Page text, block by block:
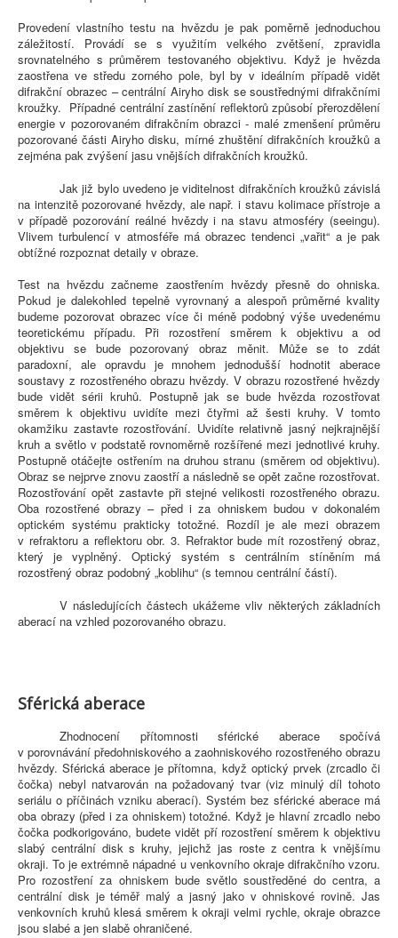
Provedení vlastního testu na hvězdu je pak poměrně jednoduchou
záležitostí. Provádí se s využitím velkého zvětšení, zpravidla
srovnatelného s průměrem testovaného objektivu. Když je hvězda
zaostřena ve středu zorného pole, byl by v ideálním případě vidět
difrakční obrazec – centrální Airyho disk se soustřednými difrakčními
kroužky. Případné centrální zastínění reflektorů způsobí přerozdělení
energie v pozorovaném difrakčním obrazci - malé zmenšení průměru
pozorované části Airyho disku, mírné zhuštění difrakčních kroužků a
zejména pak zvýšení jasu vnějších difrakčních kroužků.
Jak již bylo uvedeno je viditelnost difrakčních kroužků závislá
na intenzitě pozorované hvězdy, ale např. i stavu kolimace přístroje a
v případě pozorování reálné hvězdy i na stavu atmosféry (seeingu).
Vlivem turbulencí v atmosféře má obrazec tendenci „vařit“ a je pak
obtížné rozpoznat detaily v obraze.
Test na hvězdu začneme zaostřením hvězdy přesně do ohniska.
Pokud je dalekohled tepelně vyrovnaný a alespoň průměrné kvality
budeme pozorovat obrazec více či méně podobný výše uvedenému
teoretickému případu. Při rozostření směrem k objektivu a od
objektivu se bude pozorovaný obraz měnit. Může se to zdát
paradoxní, ale opravdu je mnohem jednodušší hodnotit aberace
soustavy z rozostřeného obrazu hvězdy. V obrazu rozostřené hvězdy
bude vidět sérii kruhů. Postupně jak se bude hvězda rozostřovat
směrem k objektivu uvidíte mezi čtyřmi až šesti kruhy. V tomto
okamžiku zastavte rozostřování. Uvidíte relativně jasný nejkrajnější
kruh a světlo v podstatě rovnoměrně rozšířené mezi jednotlivé kruhy.
Postupně otáčejte ostřením na druhou stranu (směrem od objektivu).
Obraz se nejprve znovu zaostří a následně se opět začne rozostřovat.
Rozostřování opět zastavte při stejné velikosti rozostřeného obrazu.
Oba rozostřené obrazy – před i za ohniskem budou v dokonalém
optickém systému prakticky totožné. Rozdíl je ale mezi obrazem
v refraktoru a reflektoru obr. 3. Refraktor bude mít rozostřený obraz,
který je vyplněný. Optický systém s centrálním stíněním má
rozostřený obraz podobný „koblihu“ (s temnou centrální částí).
V následujících částech ukážeme vliv některých základních
aberací na vzhled pozorovaného obrazu.
Sférická aberace
Zhodnocení přítomnosti sférické aberace spočívá
v porovnávání předohniskového a zaohniskového rozostřeného obrazu
hvězdy. Sférická aberace je přítomna, když optický prvek (zrcadlo či
čočka) nebyl natvarován na požadovaný tvar (viz minulý díl tohoto
seriálu o příčinách vzniku aberací). Systém bez sférické aberace má
oba obrazy (před i za ohniskem) totožné. Když je hlavní zrcadlo nebo
čočka podkorigováno, budete vidět pří rozostření směrem k objektivu
slabý centrální disk s kruhy, jejichž jas roste z centra k vnějšímu
okraji. To je extrémně nápadné u venkovního okraje difrakčního vzoru.
Pro rozostření za ohniskem bude světlo soustředěné do centra, a
centrální disk je téměř malý a jasný jako v ohniskové rovině. Jas
venkovních kruhů klesá směrem k okraji velmi rychle, okraje obrazce
jsou slabé a jen slabě ohraničené.